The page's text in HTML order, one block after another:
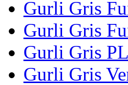
Gurli Gris
Gurli Gris
Gurli Gris
Gurli Gris